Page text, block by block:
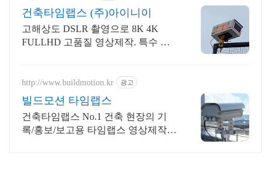
건축타임랩스 (주)아이니이
고해상도 DSLR 촬영으로 8K 4K
FULLHD 고품질 영상제작. 특수 하
http://www.buildmotion.kr 광고
빌드모션 타임랩스
건축타임랩스 No.1 건축 현장의 기
록/홍보/보고용 타임랩스 영상제작